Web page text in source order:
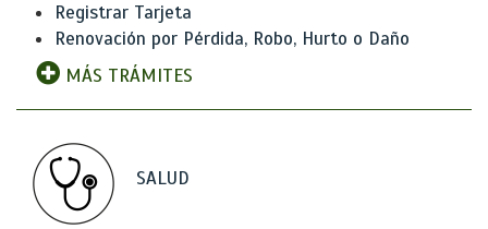
Registrar Tarjeta
Renovación por Pérdida, Robo, Hurto o Daño
MÁS TRÁMITES
SALUD